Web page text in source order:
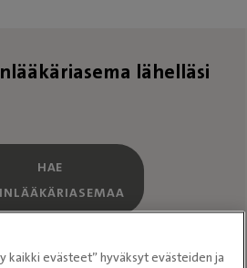
lähelläsi
HAE
kaikki evästeet” hyväksyt evästeiden ja